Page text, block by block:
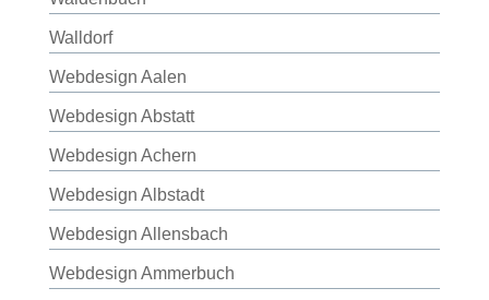
Walldorf
Webdesign Aalen
Webdesign Abstatt
Webdesign Achern
Webdesign Albstadt
Webdesign Allensbach
Webdesign Ammerbuch